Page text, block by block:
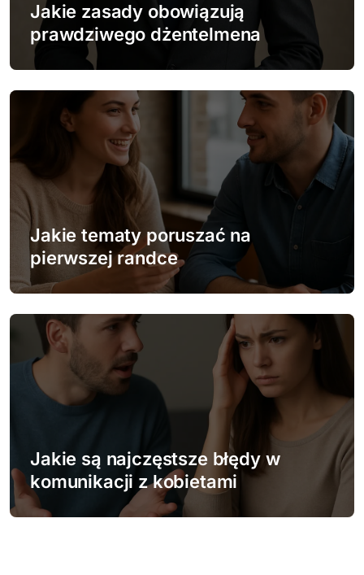
i
u
Jakie zasady obowiązują
prawdziwego dżentelmena
Jakie tematy poruszać na
pierwszej randce
Jakie są najczęstsze błędy w
komunikacji z kobietami